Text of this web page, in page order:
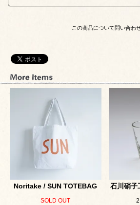
この商品について問い合わ
Noritake / SUN TOTEBAG
SOLD OUT
石川硝子